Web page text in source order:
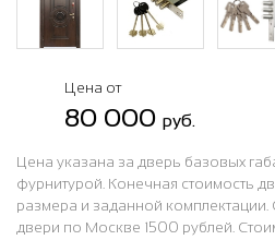
Цена от
80 000 руб.
Цена указана за дверь базовых
фурнитурой. Конечная стоимость
размера и заданной комплектации.
двери по Москве 1500 рублей.